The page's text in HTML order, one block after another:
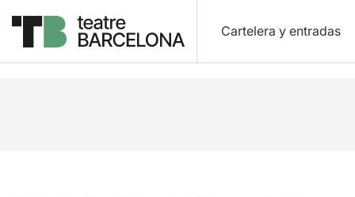
Cartelera y entradas